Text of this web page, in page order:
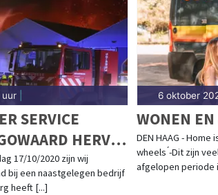
uur
SERVICE
HERVAT
NA BRAND
17/10/2020 zijn wij
bij een naastgelegen bedrijf
heeft [...]
6 oktober
WONEN
DEN HAAG -
wheels ́-Dit zijn
afgelopen periode